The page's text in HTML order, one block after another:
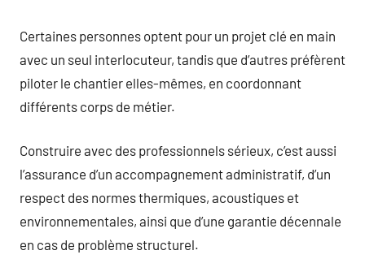
Certaines personnes optent pour un projet clé en main
avec un seul interlocuteur, tandis que d’autres préfèrent
piloter le chantier elles-mêmes, en coordonnant
différents corps de métier.
Construire avec des professionnels sérieux, c’est aussi
l’assurance d’un accompagnement administratif, d’un
respect des normes thermiques, acoustiques et
environnementales, ainsi que d’une garantie décennale
en cas de problème structurel.